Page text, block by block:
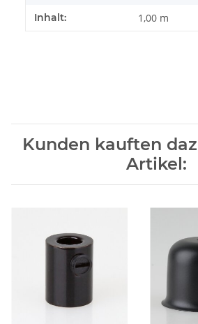
Inhalt: 1,00 m
Kunden kauften
Artikel: